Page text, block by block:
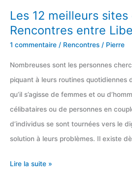
Les 12 meilleurs sites
Rencontres entre
1 commentaire / Rencontres / Pierre
Nombreuses sont les personnes
piquant à leurs routines quotidiennes
qu’il s’agisse de femmes et ou
célibataires ou de personnes en
d’individus se sont tournées vers le
solution à leurs problèmes. Il existe
Les
Lire la suite »